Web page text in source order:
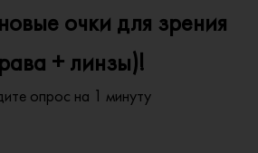
очки для зрения
+ линзы)!
опрос на 1 минуту